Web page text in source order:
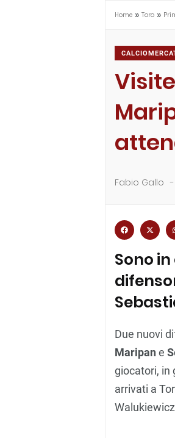
Home » Toro »
Fabio Gallo -
Sono
Due nuovi
Maripan e
giocatori, in
arrivati a